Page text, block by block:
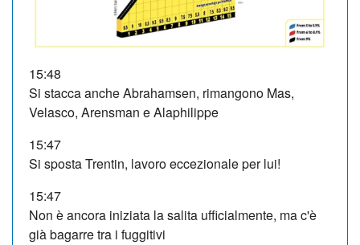
15:48
Si stacca anche Abrahamsen, rimangono Mas,
Velasco, Arensman e Alaphilippe
15:47
Si sposta Trentin, lavoro eccezionale per lui!
15:47
Non è ancora iniziata la salita ufficialmente, ma c'è
già bagarre tra i fuggitivi